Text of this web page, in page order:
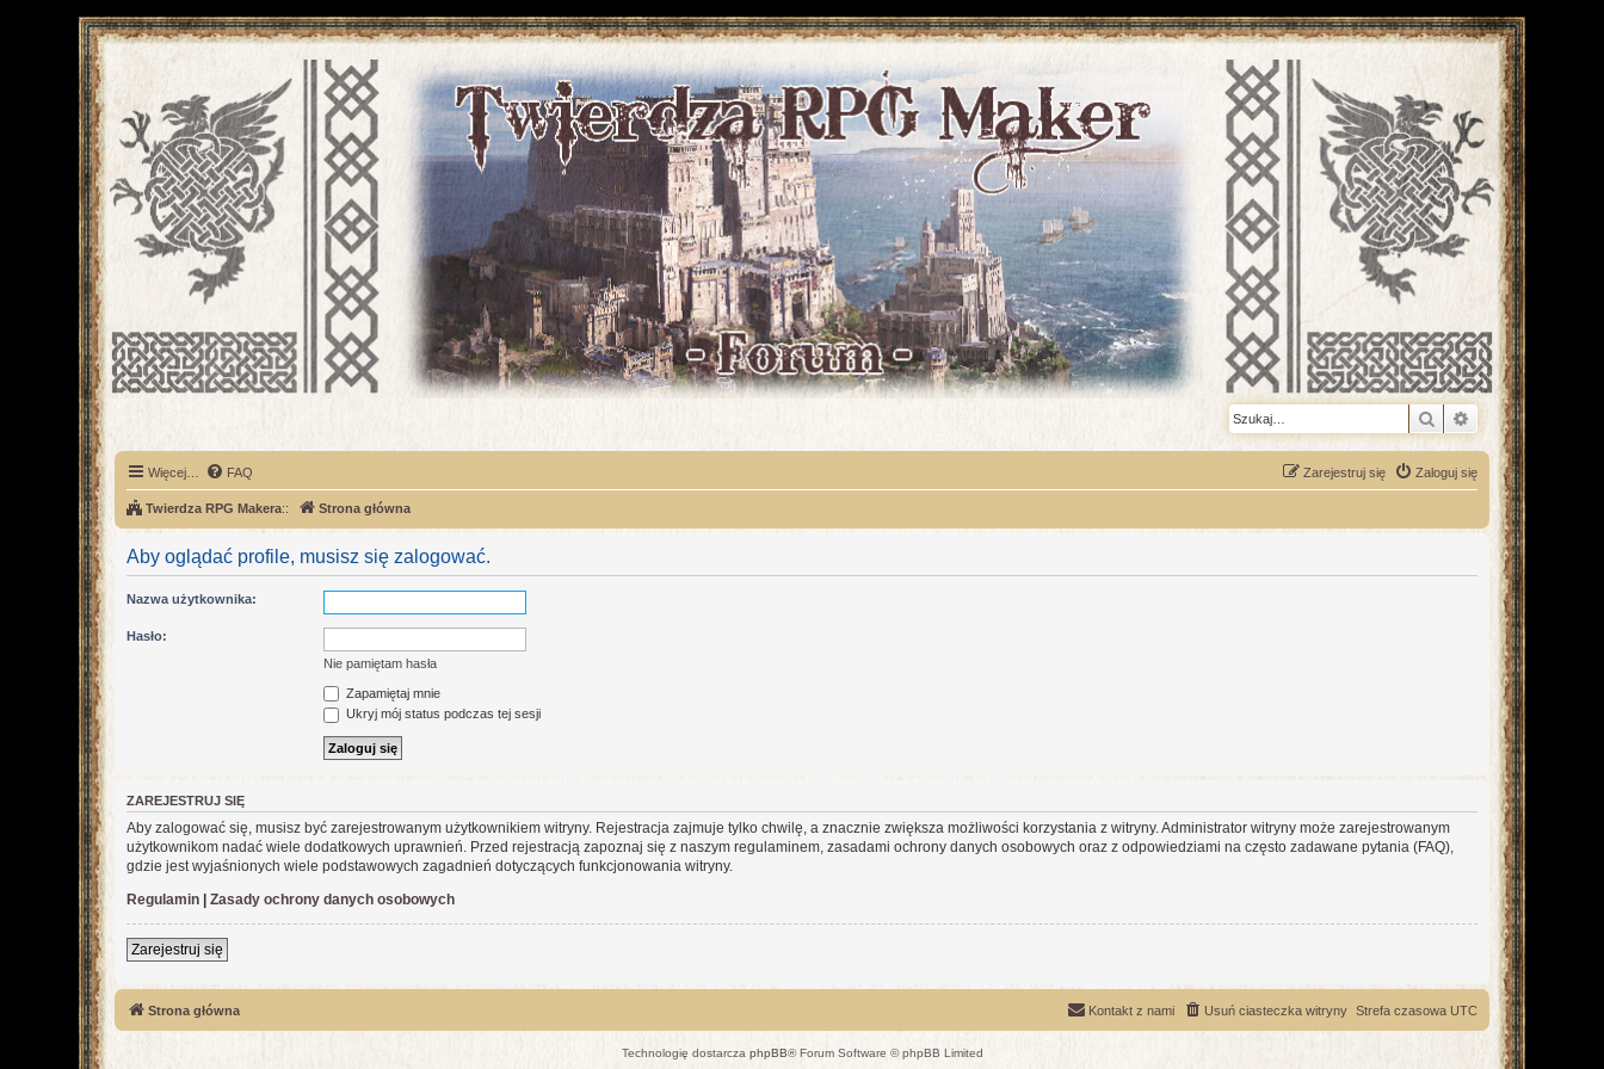
Szukaj Wyszukiwanie
Więcej… FAQ Zaloguj się
Zarejestruj się
Twierdza RPG Makera:: Strona główna
Aby oglądać profile, musisz się zalogować.
Nazwa użytkownika:
Hasło:
Nie pamiętam hasła
Zapamiętaj mnie
Ukryj mój status podczas tej sesji
ZAREJESTRUJ SIĘ
Aby zalogować się, musisz być zarejestrowanym użytkownikiem witryny. Rejestracja zajmuje tylko chwilę, a znacznie zwiększa możliwości korzystania z witryny. Administrator witryny może zarejestrowanym
użytkownikom nadać wiele dodatkowych uprawnień. Przed rejestracją zapoznaj się z naszym regulaminem, zasadami ochrony danych osobowych oraz z odpowiedziami na często zadawane pytania (FAQ),
gdzie jest wyjaśnionych wiele podstawowych zagadnień dotyczących funkcjonowania witryny.
Regulamin
Zasady ochrony danych osobowych
Zarejestruj się
Strona główna Strefa czasowa UTC
Usuń ciasteczka witryny
Kontakt z nami
Technologię dostarcza phpBB® Forum Software © phpBB Limited